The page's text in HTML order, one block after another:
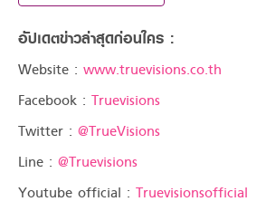
อัปเดตข่าวล่าสุดก่อนใคร :
Website : www.truevisions.co.th
Facebook : Truevisions
Twitter : @TrueVisions
Line : @Truevisions
Youtube official : Truevisionsofficial